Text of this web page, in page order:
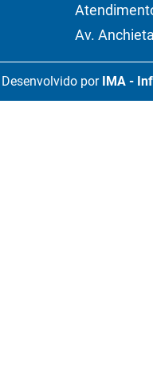
Av.
Desenvolvido por IMA -